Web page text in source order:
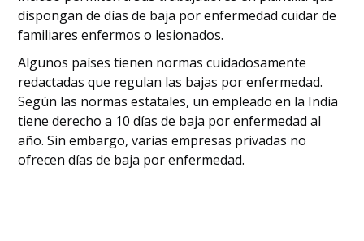
dispongan de días de baja por enfermedad cuidar de
familiares enfermos o lesionados.
Algunos países tienen normas cuidadosamente
redactadas que regulan las bajas por enfermedad.
Según las normas estatales, un empleado en la India
tiene derecho a 10 días de baja por enfermedad al
año. Sin embargo, varias empresas privadas no
ofrecen días de baja por enfermedad.